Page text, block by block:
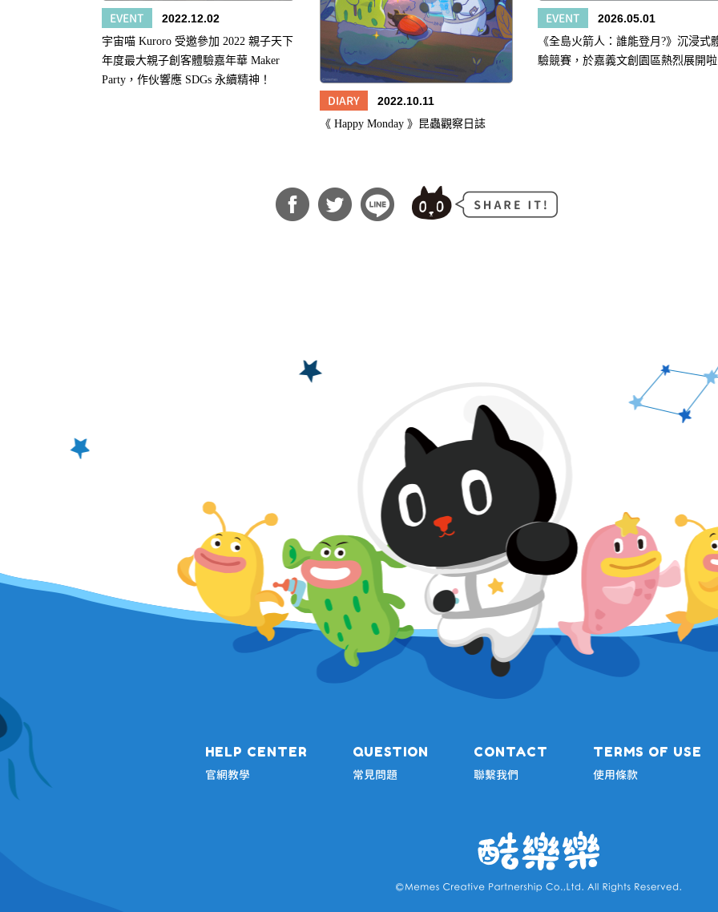
EVENT 2022.12.02
宇宙喵 Kuroro 受邀參加 2022 親子天下
年度最大親子創客體驗嘉年華 Maker
Party，作伙響應 SDGs 永續精神！
DIARY 2022.10.11
《 Happy Monday 》昆蟲觀察日誌
EVENT 2026.05.01
《全島火箭人：誰能登月?》沉浸式
驗競賽，於嘉義文創園區熱烈展開
HELP CENTER
官網教學
QUESTION
常見問題
CONTACT
聯繫我們
TERMS OF USE
使用條款